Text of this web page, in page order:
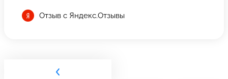
Отзыв с Яндекс.Отзывы